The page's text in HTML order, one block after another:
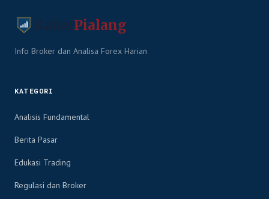
Pialang
Info Broker dan Analisa Forex Harian
KATEGORI
Analisis Fundamental
Berita Pasar
Edukasi Trading
Regulasi dan Broker